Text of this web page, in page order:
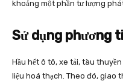
khoảng một phần tư lượng
Sử dụng phương
Hầu hết ô tô, xe tải, tàu
liệu hoá thạch. Theo đó, giao